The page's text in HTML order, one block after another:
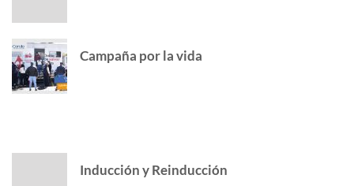
Campaña por la vida
Inducción y Reinducción